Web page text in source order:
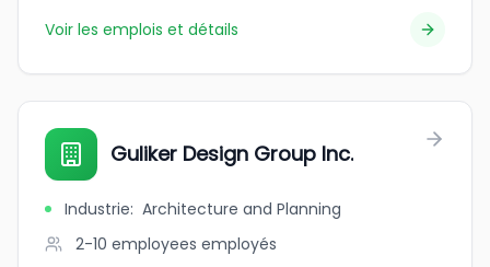
Voir les emplois et détails
Guliker Design Group Inc.
Industrie: Architecture and Planning
2-10 employees employés